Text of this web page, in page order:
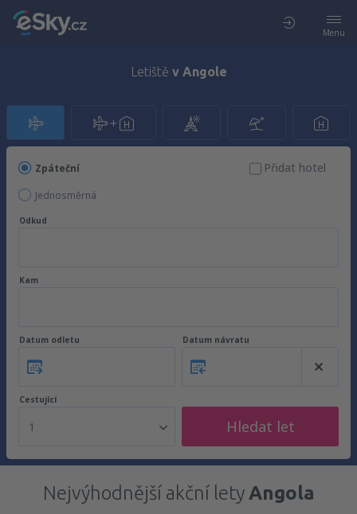
Menu
Letiště v Angole
Zpáteční
Jednosměrná
Přidat hotel
Odkud
Kam
Datum odletu Datum návratu
Cestující
1 Hledat let
Nejvýhodnější akční lety Angola